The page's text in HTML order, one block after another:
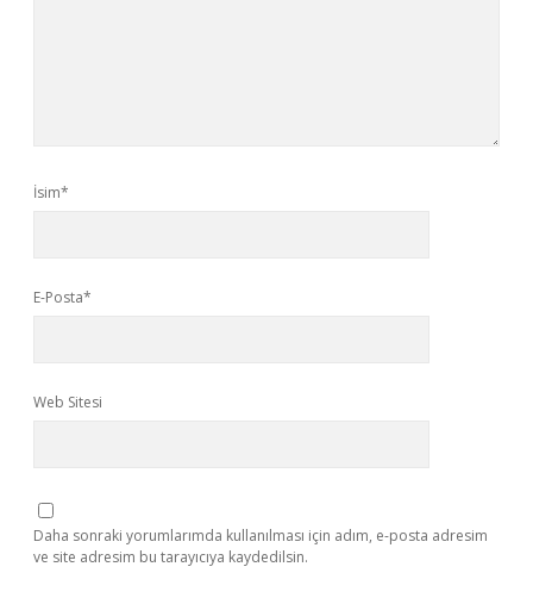
İsim*
E-Posta*
Web Sitesi
Daha sonraki yorumlarımda kullanılması için adım, e-posta adresim
ve site adresim bu tarayıcıya kaydedilsin.